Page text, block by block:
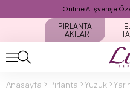
Online Alışverişe
PIRLANTA
TAKILAR
Anasayfa Pırlanta Yüzük